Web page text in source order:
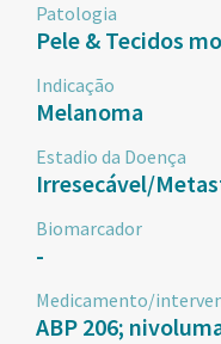
Patologia
Pele & Tecidos
Indicação
Melanoma
Estadio da Doença
Irresecável/
Biomarcador
-
Medicamento/
ABP 206;